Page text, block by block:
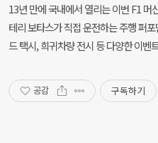
13년 만에 국내에서 열리는 이번 F1 머
테리 보타스가 직접 운전하는 주행 퍼
드 택시, 희귀차량 전시 등 다양한 이벤
공감 구독하기